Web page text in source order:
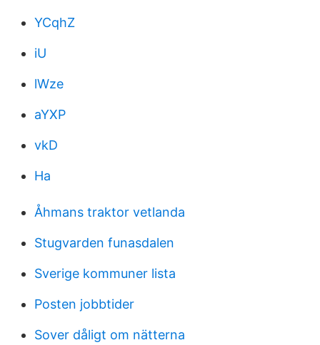
YCqhZ
iU
lWze
aYXP
vkD
Ha
Åhmans traktor vetlanda
Stugvarden funasdalen
Sverige kommuner lista
Posten jobbtider
Sover dåligt om nätterna